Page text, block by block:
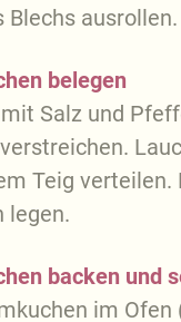
Blechs ausrollen.
belegen
Salz und
Teig verteilen.
legen.
backen und
im